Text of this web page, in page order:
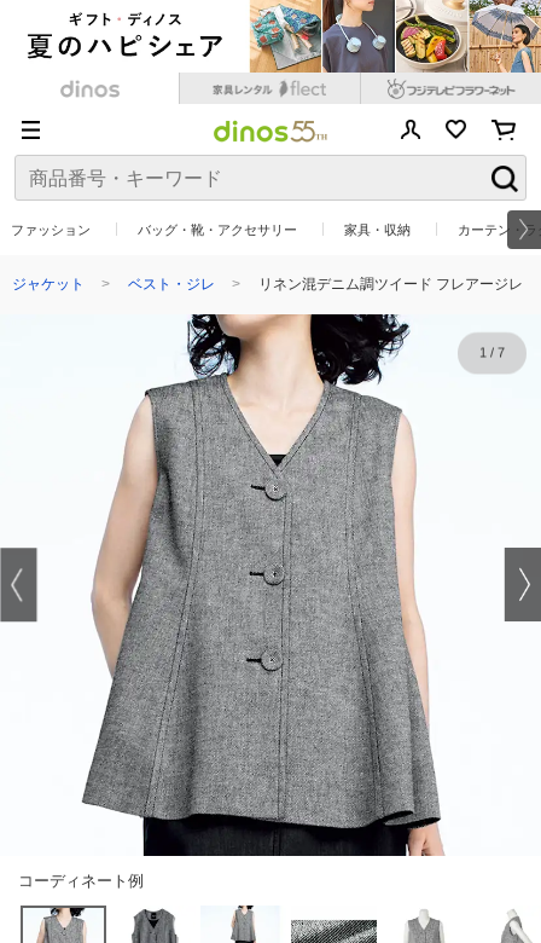
ファッション バッグ・靴・アクセサリー 家具・収納 カーテン・
ジャケット ベスト・ジレ リネン混デニム調ツイード フレアージレ
コーディネート例
1/ 7